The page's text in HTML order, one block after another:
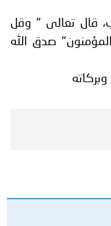
قال تعالى " وقل
صدق الله